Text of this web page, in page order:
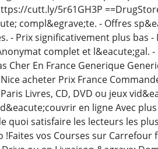
cutt.ly/5r61GH3P
compl&egrave;te. - Offres
- Prix significativement plus bas
complet et l&eacute;gal.
Cher En France Generique
acheter Prix France
Livres, CD, DVD ou jeux
en ligne Avec
quoi satisfaire les lecteurs les
!Faites vos Courses sur